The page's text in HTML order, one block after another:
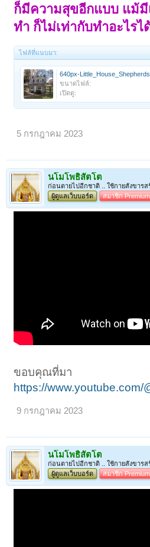
ก็มีความสุขอีกแบบ แม้มี
ทำ ก็ไม่เท่ากับทำอะไร
ไฟล์ที่แนบมา:
640px-
ขนาดไฟล์:
เปิดดู:
5 กรกฎาคม 2023
นโมโพธิสัตโต
ก่อนตายไปอีกชาติ .. ใช้กายสังขารส
ผู้ดูแลเว็บบอร์ด
สมาชิก Premium
ขอบคุณที่มา
https://www.youtube.com/
9 กรกฎาคม 2023
นโมโพธิสัตโต
ก่อนตายไปอีกชาติ .. ใช้กายสังขารส
ผู้ดูแลเว็บบอร์ด
สมาชิก Premium